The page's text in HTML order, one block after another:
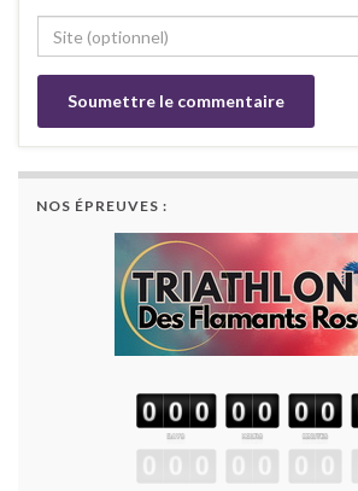
NOS ÉPREUVES :